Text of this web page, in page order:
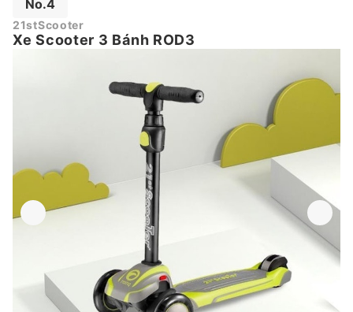
No.4
21stScooter
Xe Scooter 3 Bánh ROD3